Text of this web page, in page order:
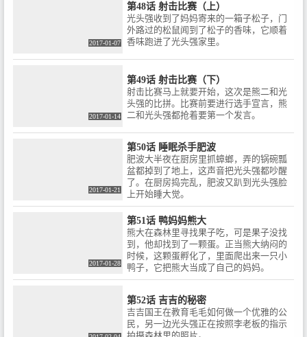
2017-01-07
第48话 射击比赛（上）
光头强收到了妈妈寄来的一箱子松子，门
外路过的松鼠闻到了松子的香味，它顺着
香味跑进了光头强家里。
2017-01-14
第49话 射击比赛（下）
射击比赛马上就要开始，这次是熊二和光
头强的比拼。比赛前要进行选手宣言，熊
二和光头强都抢着要第一个发言。
2017-01-21
第50话 睡眠杀手肥波
肥波大半夜在厨房里抓蟑螂，弄的锅碗瓢
盆都掉到了地上，这声音把光头强都吵醒
了。在厨房捣完乱，肥波又趴到光头强脸
上开始睡大觉。
2017-01-28
第51话 鸭妈妈熊大
熊大在森林里寻找果子吃，可是果子没找
到，他却找到了一颗蛋。正当熊大纳闷的
时候，这颗蛋孵化了，里面爬出来一只小
鸭子，它把熊大当成了自己的妈妈。
第52话 吉吉的秘密
吉吉国王在教育毛毛如何做一个优雅的公
民，另一边光头强正在按照李老板的指示
拍摄森林里的照片。